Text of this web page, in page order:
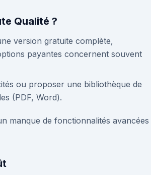
Qualité ?
version gratuite complète,
payantes concernent souvent
ou proposer une bibliothèque de
(PDF, Word).
manque de fonctionnalités avancées